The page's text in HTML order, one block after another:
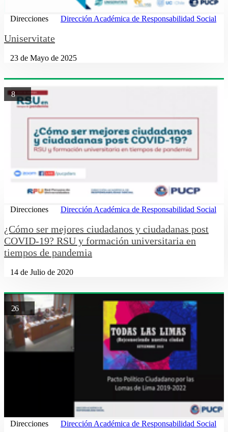
Direcciones Dirección Académica de Responsabilidad Social
Uniservitate
23 de Mayo de 2025
8
Direcciones Dirección Académica de Responsabilidad Social
¿Cómo ser mejores ciudadanos y ciudadanas post
COVID-19? RSU y formación universitaria en
tiempos de pandemia
14 de Julio de 2020
26
Direcciones Dirección Académica de Responsabilidad Social